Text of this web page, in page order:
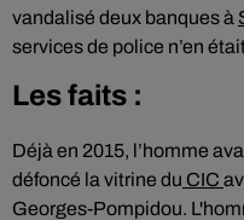
vandalisé deux banques à
services de police n’en
Les faits :
Déjà en 2015, l’homme
défoncé la vitrine du CIC
Georges-Pompidou.